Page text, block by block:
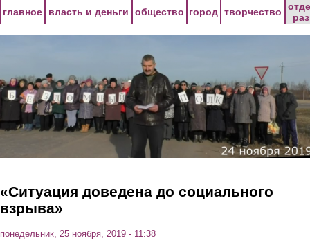
главное власть и деньги общество город творчество
«Ситуация доведена до социального
взрыва»
понедельник, 25 ноября, 2019 - 11:38